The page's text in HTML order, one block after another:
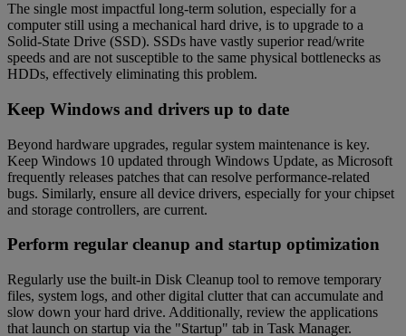
The single most impactful long-term solution, especially for a
computer still using a mechanical hard drive, is to upgrade to a
Solid-State Drive (SSD). SSDs have vastly superior read/write
speeds and are not susceptible to the same physical bottlenecks as
HDDs, effectively eliminating this problem.
Keep Windows and drivers up to date
Beyond hardware upgrades, regular system maintenance is key.
Keep Windows 10 updated through Windows Update, as Microsoft
frequently releases patches that can resolve performance-related
bugs. Similarly, ensure all device drivers, especially for your chipset
and storage controllers, are current.
Perform regular cleanup and startup optimization
Regularly use the built-in Disk Cleanup tool to remove temporary
files, system logs, and other digital clutter that can accumulate and
slow down your hard drive. Additionally, review the applications
that launch on startup via the "Startup" tab in Task Manager.